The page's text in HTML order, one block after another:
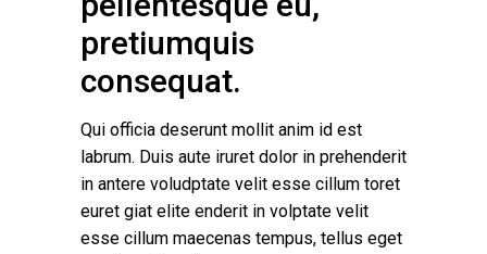
pretiumquis
consequat.
Qui officia deserunt mollit anim id est
labrum. Duis aute iruret dolor in prehenderit
in antere voludptate velit esse cillum toret
euret giat elite enderit in volptate velit
esse cillum maecenas tempus, tellus eget